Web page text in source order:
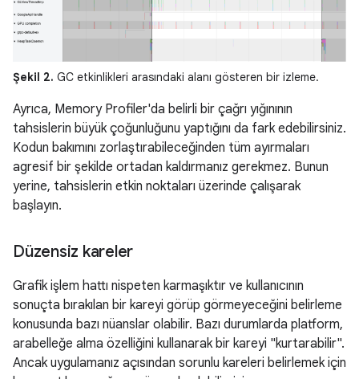
Şekil 2. GC etkinlikleri arasındaki alanı gösteren bir izleme.
Ayrıca, Memory Profiler'da belirli bir çağrı yığınının
tahsislerin büyük çoğunluğunu yaptığını da fark edebilirsiniz.
Kodun bakımını zorlaştırabileceğinden tüm ayırmaları
agresif bir şekilde ortadan kaldırmanız gerekmez. Bunun
yerine, tahsislerin etkin noktaları üzerinde çalışarak
başlayın.
Düzensiz kareler
Grafik işlem hattı nispeten karmaşıktır ve kullanıcının
sonuçta bırakılan bir kareyi görüp görmeyeceğini belirleme
konusunda bazı nüanslar olabilir. Bazı durumlarda platform,
arabelleğe alma özelliğini kullanarak bir kareyi "kurtarabilir".
Ancak uygulamanız açısından sorunlu kareleri belirlemek için